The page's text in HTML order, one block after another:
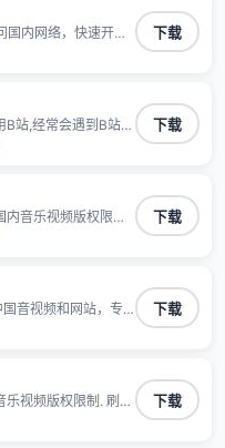
乐、酷狗音乐、YY
梭加速回国。目前已
上，一对一在线客
国内网络，快速开启
卡顿问题；更能加
线,畅享国内网络！
下载
站,经常会遇到B站地
问题,使用我们的哔
类网络问题,一键网络
下载
音乐视频版权限制.
游戏延迟. 提升国内
· 海量边缘. 动态多
下载
音视频和网站，专
bilibili、腾讯视频、
、阴阳师、和平精
另一个伊甸园等国
海外华人和留学生、
戏和音乐视频加速服
速国服游戏和音视
下载
视频版权限制. 刷剧
延迟. 提升国内主流
量边缘. 动态多线. 智
下载